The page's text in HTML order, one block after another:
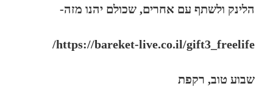
הלינק ולשתף עם אחרים, שכולם יהנו מזה-
https://bareket-live.co.il/gift3_freelife/
שבוע טוב, רקפת